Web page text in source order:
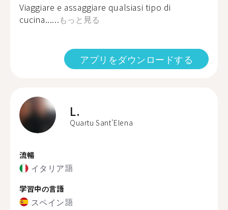
Viaggiare e assaggiare qualsiasi tipo di
cucina......もっと見る
アプリをダウンロードする
L.
Quartu Sant'Elena
流暢
イタリア語
学習中の言語
スペイン語